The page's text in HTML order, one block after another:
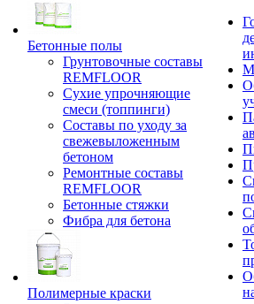
Бетонные полы
Грунтовочные составы
REMFLOOR
Сухие упрочняющие
смеси (топпинги)
Составы по уходу за
свежевыложенным
бетоном
Ремонтные составы
REMFLOOR
Бетонные стяжки
Фибра для бетона
Полимерные краски